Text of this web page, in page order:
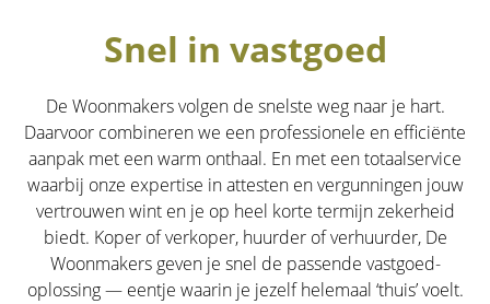
Snel in vastgoed
De Woonmakers volgen de snelste weg naar je hart.
Daarvoor combineren we een professionele en efficiënte
aanpak met een warm onthaal. En met een totaalservice
waarbij onze expertise in attesten en vergunningen jouw
vertrouwen wint en je op heel korte termijn zekerheid
biedt. Koper of verkoper, huurder of verhuurder, De
Woonmakers geven je snel de passende vastgoed-
oplossing — eentje waarin je jezelf helemaal ‘thuis’ voelt.